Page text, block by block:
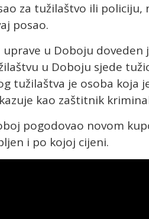
za tužilaštvo ili
posao.
uprave u Doboju
u Doboju sjede
tužilaštva je osoba koja
kao zaštitnik
pogodovao novom
i po kojoj cijeni.